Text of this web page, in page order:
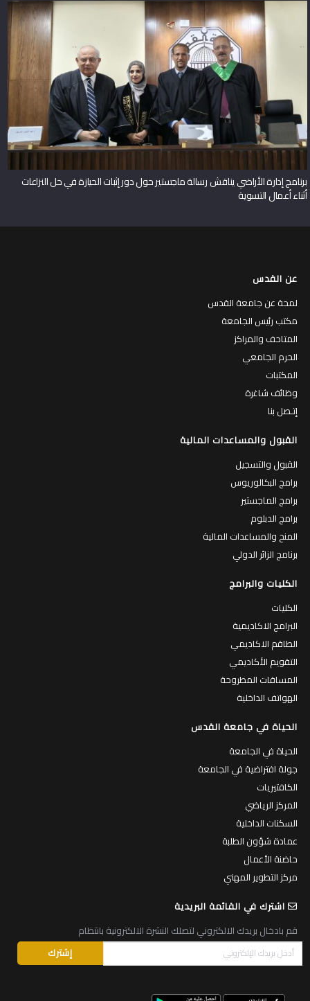
برنامج إدارة الأراضي يناقش رسالة ماجستير حول دور إثبات الحيازة في حل النزاعات
أثناء أعمال التسوية
عن القدس
لمحة عن جامعة القدس
مكتب رئيس الجامعة
المتاحف والمراكز
الحرم الجامعي
المكتبات
وظائف شاغرة
إتـصل بنا
القبول والمساعدات المالية
القبول والتسجيل
برامج البكالوريوس
برامج الماجستير
برامج الدبلوم
المنح والمساعدات المالية
برنامج الزائر الدولي
الكليات والبرامج
الكليات
البرامج الاكاديمية
الطاقم الاكاديمي
التقويم الأكاديمي
المساقات المطروحة
الهواتف الداخلية
الحياة في جامعة القدس
الحياة في الجامعة
جولة افتراضية في الجامعة
الكافتيريات
المركز الرياضي
السكنات الداخلية
عمادة شؤون الطلبة
حاضنة الأعمال
مركز التطوير المهني
اشترك في القائمة البريدية
قم بادخال بريدك الالكتروني لتصلك النشرة الالكترونية بانتظام